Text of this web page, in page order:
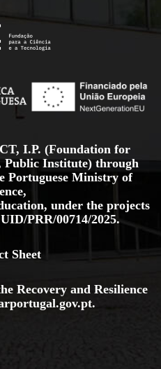
I.P. (Foundation for
Public Institute) through
Portuguese Ministry of
under the projects
UID/PRR/00714/2025.
Sheet
Recovery and Resilience
.pt.